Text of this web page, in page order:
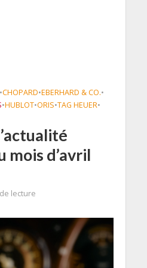
•CHOPARD•EBERHARD & CO.•
•HUBLOT•ORIS•TAG HEUER•
mois d’avril
lecture